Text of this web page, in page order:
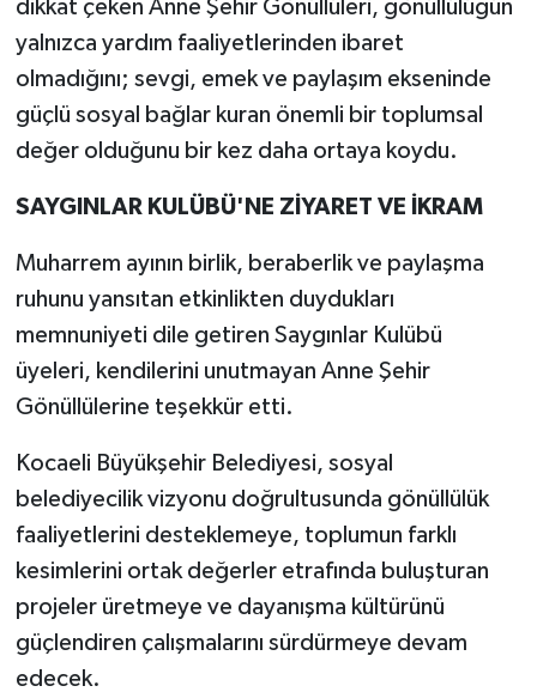
dikkat çeken Anne Şehir Gönüllüleri, gönüllülüğün
yalnızca yardım faaliyetlerinden ibaret
olmadığını; sevgi, emek ve paylaşım ekseninde
güçlü sosyal bağlar kuran önemli bir toplumsal
değer olduğunu bir kez daha ortaya koydu.
SAYGINLAR KULÜBÜ'NE ZİYARET VE İKRAM
Muharrem ayının birlik, beraberlik ve paylaşma
ruhunu yansıtan etkinlikten duydukları
memnuniyeti dile getiren Saygınlar Kulübü
üyeleri, kendilerini unutmayan Anne Şehir
Gönüllülerine teşekkür etti.
Kocaeli Büyükşehir Belediyesi, sosyal
belediyecilik vizyonu doğrultusunda gönüllülük
faaliyetlerini desteklemeye, toplumun farklı
kesimlerini ortak değerler etrafında buluşturan
projeler üretmeye ve dayanışma kültürünü
güçlendiren çalışmalarını sürdürmeye devam
edecek.